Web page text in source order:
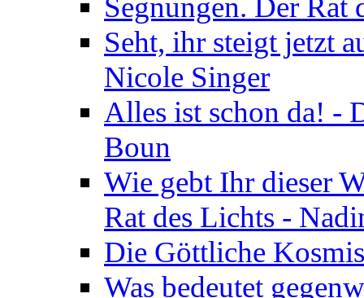
Seht, ihr steigt jetzt
Nicole Singer
Alles ist schon da! -
Boun
Wie gebt Ihr dieser
Rat des Lichts -
Die Göttliche
Was bedeutet